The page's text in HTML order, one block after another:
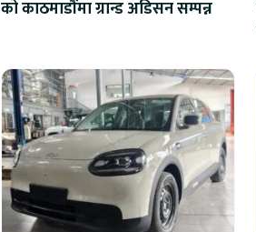
को काठमाडौंमा ग्रान्ड अडिसन सम्पन्न